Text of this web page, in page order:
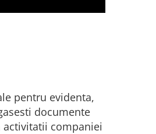
pentru evidenta,
documente
activitatii companiei